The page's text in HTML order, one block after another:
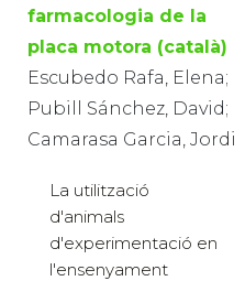
farmacologia de la
placa motora (català)
Escubedo Rafa, Elena;
Pubill Sánchez, David;
Camarasa Garcia, Jordi
La utilització
d'animals
d'experimentació en
l'ensenyament